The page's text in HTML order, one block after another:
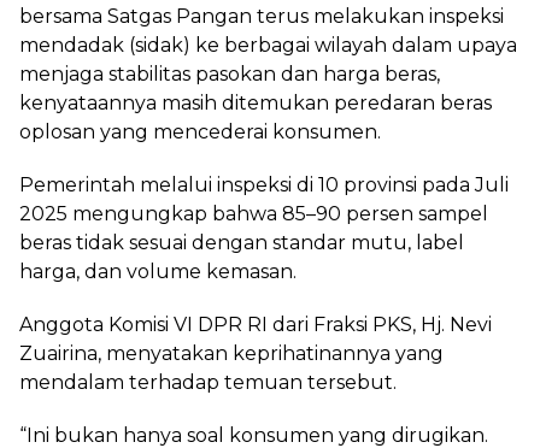
bersama Satgas Pangan terus melakukan inspeksi
mendadak (sidak) ke berbagai wilayah dalam upaya
menjaga stabilitas pasokan dan harga beras,
kenyataannya masih ditemukan peredaran beras
oplosan yang mencederai konsumen.
Pemerintah melalui inspeksi di 10 provinsi pada Juli
2025 mengungkap bahwa 85–90 persen sampel
beras tidak sesuai dengan standar mutu, label
harga, dan volume kemasan.
Anggota Komisi VI DPR RI dari Fraksi PKS, Hj. Nevi
Zuairina, menyatakan keprihatinannya yang
mendalam terhadap temuan tersebut.
“Ini bukan hanya soal konsumen yang dirugikan.